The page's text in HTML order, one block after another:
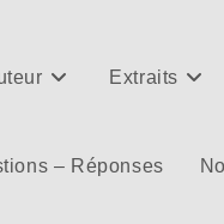
Extraits
– Réponses